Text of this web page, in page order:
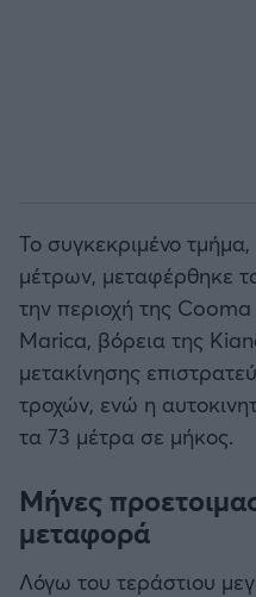
Το συγκεκριμένο
μέτρων, μεταφέρθηκε
την περιοχή της
Marica, βόρεια της
μετακίνησης
τροχών, ενώ η
τα 73 μέτρα σε μήκος.
Μήνες
μεταφορά
Λόγω του τεράστιου